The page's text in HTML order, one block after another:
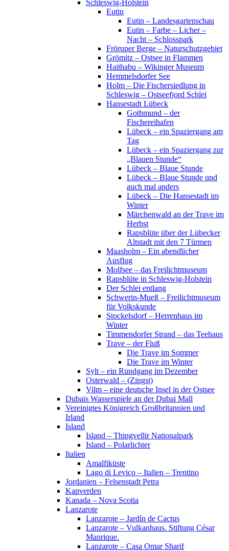
Schleswig-Holstein
Eutin
Eutin – Landesgartenschau
Eutin – Farbe – Licher –
Nacht – Schlosspark
Fröruper Berge – Naturschutzgebiet
Grömitz – Ostsee in Flammen
Haithabu – Wikinger Museum
Hemmelsdorfer See
Holm – Die Fischersiedlung in
Schleswig – Ostseefjord Schlei
Hansestadt Lübeck
Gothmund – der
Fischereihafen
Lübeck – ein Spaziergang am
Tag
Lübeck – ein Spaziergang zur
„Blauen Stunde“
Lübeck – Blaue Stunde
Lübeck – Blaue Stunde und
auch mal anders
Lübeck – Die Hansestadt im
Winter
Märchenwald an der Trave im
Herbst
Rapsblüte über der Lübecker
Altstadt mit den 7 Türmen
Maasholm – Ein abendlicher
Ausflug
Molfsee – das Freilichtmuseum
Rapsblüte in Schleswig-Holstein
Der Schlei entlang
Schwerin-Mueß – Freilichtmuseum
für Volkskunde
Stockelsdorf – Herrenhaus im
Winter
Timmendorfer Strand – das Teehaus
Trave – der Fluß
Die Trave im Sommer
Die Trave im Winter
Sylt – ein Rundgang im Dezember
Osterwald – (Zingst)
Vilm – eine deutsche Insel in der Ostsee
Dubais Wasserspiele an der Dubai Mall
Vereinigtes Königreich Großbritannien und
Irland
Island
Island – Thingvellir Nationalpark
Island – Polarlichter
Italien
Amalfiküste
Lago di Levico – Italien – Trentino
Jordanien – Felsenstadt Petra
Kapverden
Kanada – Nova Scotia
Lanzarote
Lanzarote – Jardín de Cactus
Lanzarote – Vulkanhaus. Stiftung César
Manrique.
Lanzarote – Casa Omar Sharif